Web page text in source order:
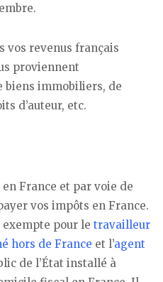
vos revenus français
proviennent
biens immobiliers, de
d’auteur, etc.
France et par voie de
vos impôts en France.
pour le travailleur
hors de France et l’agent
de l’État installé à